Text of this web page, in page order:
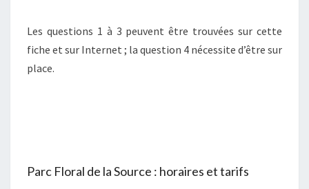
Les questions 1 à 3 peuvent être trouvées sur cette
fiche et sur Internet ; la question 4 nécessite d’être sur
place.
Parc Floral de la Source : horaires et tarifs